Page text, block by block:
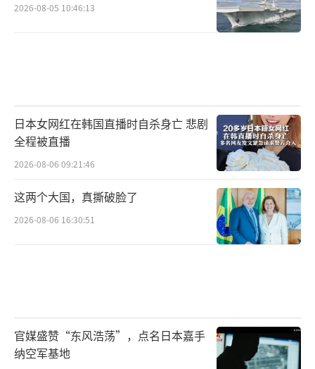
2026-08-05 10:46:13
日本女网红在韩国直播时自杀身亡 悲剧
全程被直播
2026-08-06 09:21:46
这两个大国，真撕破脸了
2026-08-06 16:30:51
官媒盛赞“东风浩荡”，点名日本嘉手
纳空军基地